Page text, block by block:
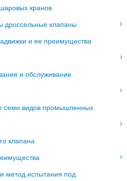
кранов
дроссельные клапаны
и ее преимущества
и обслуживание
семи видов промышленных
клапана
метод испытания под